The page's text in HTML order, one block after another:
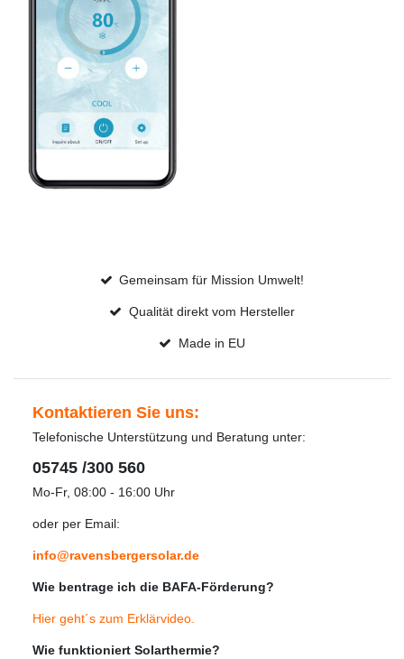
Gemeinsam für Mission Umwelt!
Qualität direkt vom Hersteller
Made in EU
Kontaktieren Sie uns:
Telefonische Unterstützung und Beratung unter:
05745 /300 560
Mo-Fr, 08:00 - 16:00 Uhr
oder per Email:
info@ravensbergersolar.de
Wie bentrage ich die BAFA-Förderung?
Hier geht´s zum Erklärvideo.
Wie funktioniert Solarthermie?